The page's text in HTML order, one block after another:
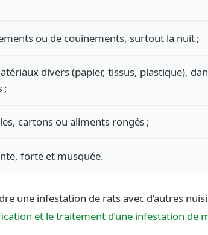
ou de couinements, surtout la nuit ;
divers (papier, tissus, plastique),
;
cartons ou aliments rongés ;
forte et musquée.
une infestation de rats avec d’autres
et le traitement d’une infestation de